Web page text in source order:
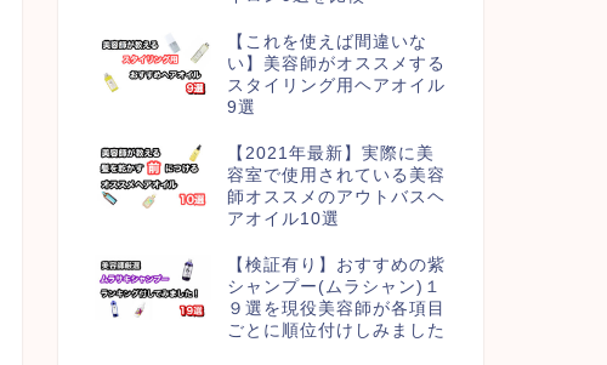
【これを使えば間違いな
い】美容師がオススメする
スタイリング用ヘアオイル
9選
【2021年最新】実際に美
容室で使用されている美容
師オススメのアウトバスヘ
アオイル10選
【検証有り】おすすめの紫
シャンプー(ムラシャン)１
９選を現役美容師が各項目
ごとに順位付けしみました